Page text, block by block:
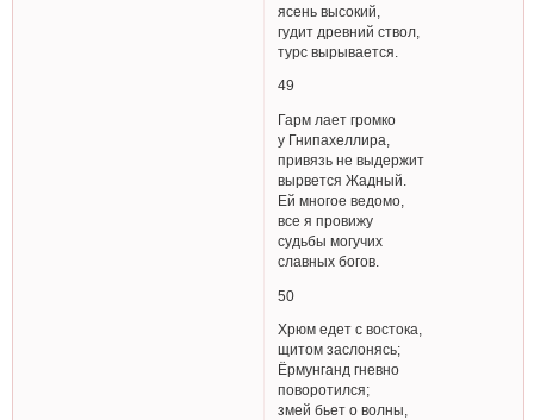
ясень высокий,
гудит древний ствол,
турс вырывается.
49
Гарм лает громко
у Гнипахеллира,
привязь не выдержит
вырвется Жадный.
Ей многое ведомо,
все я провижу
судьбы могучих
славных богов.
50
Хрюм едет с востока,
щитом заслонясь;
Ёрмунганд гневно
поворотился;
змей бьет о волны,